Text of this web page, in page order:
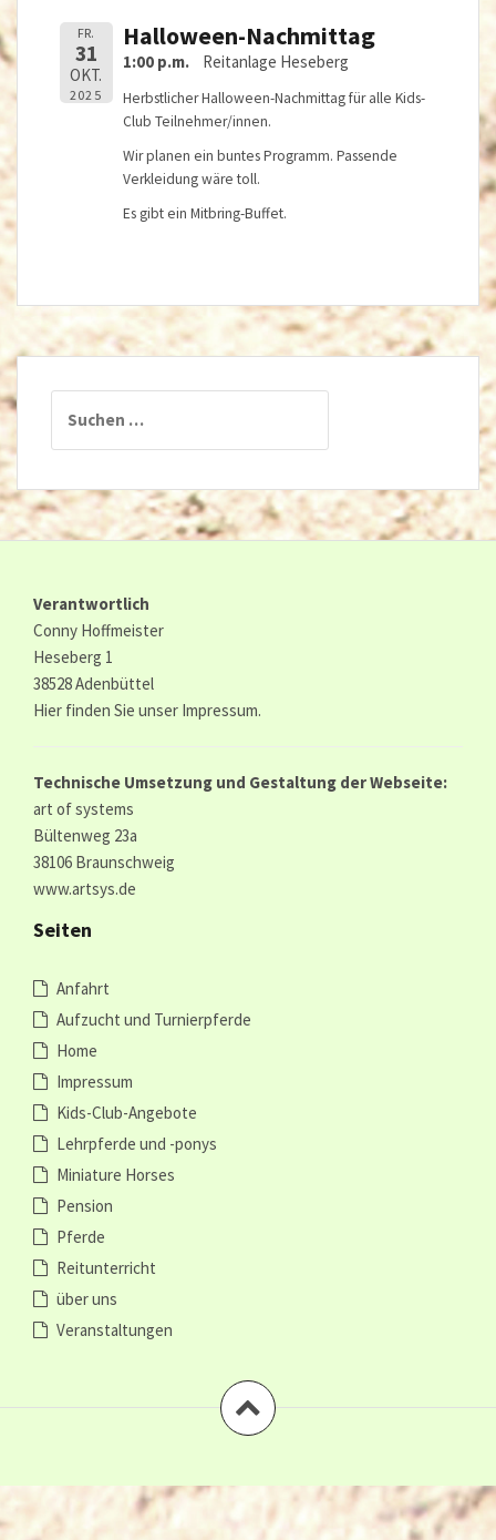
FR.
31
OKT.
2025
Halloween-Nachmittag
1:00 p.m. Reitanlage Heseberg
Herbstlicher Halloween-Nachmittag für alle Kids-
Club Teilnehmer/innen.
Wir planen ein buntes Programm. Passende
Verkleidung wäre toll.
Es gibt ein Mitbring-Buffet.
nach:
Verantwortlich
Conny Hoffmeister
Heseberg 1
38528 Adenbüttel
Hier finden Sie unser Impressum.
Technische Umsetzung und Gestaltung der Webseite:
art of systems
Bültenweg 23a
38106 Braunschweig
www.artsys.de
Seiten
Anfahrt
Aufzucht und Turnierpferde
Home
Impressum
Kids-Club-Angebote
Lehrpferde und -ponys
Miniature Horses
Pension
Pferde
Reitunterricht
über uns
Veranstaltungen